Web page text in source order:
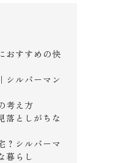
おすすめの快
シルバーマン
考え方
落としがちな
？シルバーマ
暮らし